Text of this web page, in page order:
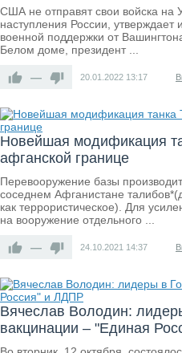
США не отправят свои войска на
наступления России,
военной поддержки от
Белом доме, президент ...
— 20.01.2022 13:17
Новейшая модификация
афганской границе
Перевооружение базы
соседнем Афганистане
как террористическое). Для
на вооружение отдельного ...
— 24.10.2021 14:37
Вячеслав Володин:
вакцинации – "Единая